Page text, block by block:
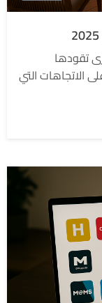
تحولات كبرى تقودها
الاتجاهات التي